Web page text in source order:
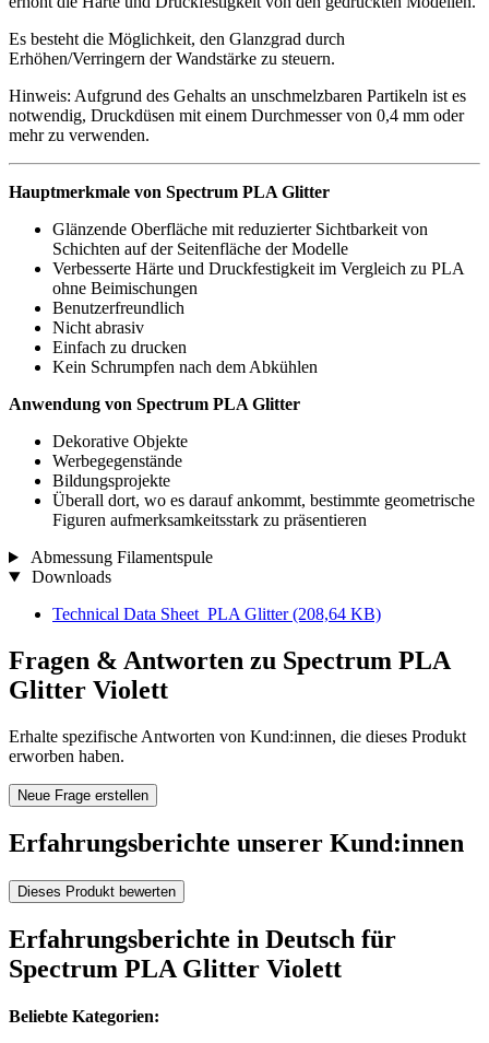
Es besteht die Möglichkeit, den Glanzgrad durch
Erhöhen/Verringern der Wandstärke zu steuern.
Hinweis: Aufgrund des Gehalts an unschmelzbaren Partikeln ist es
notwendig, Druckdüsen mit einem Durchmesser von 0,4 mm oder
mehr zu verwenden.
Hauptmerkmale von Spectrum PLA Glitter
Glänzende Oberfläche mit reduzierter Sichtbarkeit von
Schichten auf der Seitenfläche der Modelle
Verbesserte Härte und Druckfestigkeit im Vergleich zu PLA
ohne Beimischungen
Benutzerfreundlich
Nicht abrasiv
Einfach zu drucken
Kein Schrumpfen nach dem Abkühlen
Anwendung von Spectrum PLA Glitter
Dekorative Objekte
Werbegegenstände
Bildungsprojekte
Überall dort, wo es darauf ankommt, bestimmte geometrische
Figuren aufmerksamkeitsstark zu präsentieren
Abmessung Filamentspule
Downloads
Technical Data Sheet_PLA Glitter(208,64 KB)
Fragen & Antworten zu Spectrum PLA
Glitter Violett
Erhalte spezifische Antworten von Kund:innen, die dieses Produkt
erworben haben.
Neue Frage erstellen
Erfahrungsberichte unserer Kund:innen
Dieses Produkt bewerten
Erfahrungsberichte in Deutsch für
Spectrum PLA Glitter Violett
Beliebte Kategorien: